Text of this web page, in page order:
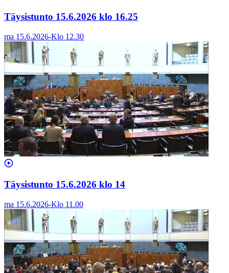
Täysistunto 15.6.2026 klo 16.25
ma 15.6.2026-Klo 12.30
Täysistunto 15.6.2026 klo 14
ma 15.6.2026-Klo 11.00